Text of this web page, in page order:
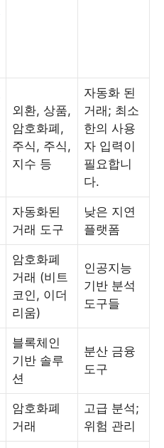
외환, 상품,
암호화폐,
주식, 주식,
지수 등
자동화 된
거래; 최소
한의 사용
자 입력이
필요합니
다.
자동화된
거래 도구
낮은 지연
플랫폼
암호화폐
거래 (비트
코인, 이더
리움)
인공지능
기반 분석
도구들
블록체인
기반 솔루
션
분산 금융
도구
암호화폐
거래
고급 분석;
위험 관리